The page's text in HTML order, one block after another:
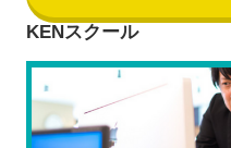
KENスクール